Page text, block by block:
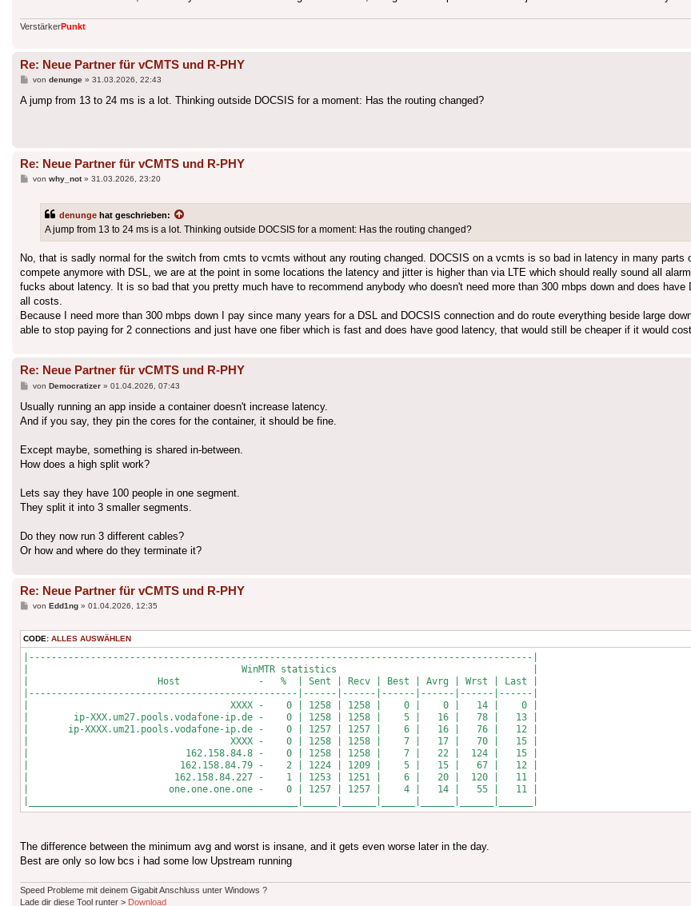
VerstärkerPunkt
Re: Neue Partner für vCMTS und R-PHY
Beitrag
von denunge» 31.03.2026, 22:43
A jump from 13 to 24 ms is a lot. Thinking outside DOCSIS for a moment: Has the routing changed?
Re: Neue Partner für vCMTS und R-PHY
Beitrag
von why_not» 31.03.2026, 23:20
denunge hat geschrieben:
A jump from 13 to 24 ms is a lot. Thinking outside DOCSIS for a moment: Has the routing changed?
No, that is sadly normal for the switch from cmts to vcmts without any routing changed. DOCSIS on a vcmts is so bad in latency in many parts
compete anymore with DSL, we are at the point in some locations the latency and jitter is higher than via LTE which should really sound all
fucks about latency. It is so bad that you pretty much have to recommend anybody who doesn't need more than 300 mbps down and does
all costs.
Because I need more than 300 mbps down I pay since many years for a DSL and DOCSIS connection and do route everything beside large
able to stop paying for 2 connections and just have one fiber which is fast and does have good latency, that would still be cheaper if it would
Re: Neue Partner für vCMTS und R-PHY
Beitrag
von Democratizer» 01.04.2026, 07:43
Usually running an app inside a container doesn't increase latency.
And if you say, they pin the cores for the container, it should be fine.
Except maybe, something is shared in-between.
How does a high split work?
Lets say they have 100 people in one segment.
They split it into 3 smaller segments.
Do they now run 3 different cables?
Or how and where do they terminate it?
Re: Neue Partner für vCMTS und R-PHY
Beitrag
von Edd1ng» 01.04.2026, 12:35
CODE: ALLES AUSWÄHLEN
|------------------------------------------------------------------------------------------|
|                                      WinMTR statistics                                   |
|                       Host              -   %  | Sent | Recv | Best | Avrg | Wrst | Last |
|------------------------------------------------|------|------|------|------|------|------|
|                                    XXXX -    0 | 1258 | 1258 |    0 |    0 |   14 |    0 |
|        ip-XXX.um27.pools.vodafone-ip.de -    0 | 1258 | 1258 |    5 |   16 |   78 |   13 |
|       ip-XXXX.um21.pools.vodafone-ip.de -    0 | 1257 | 1257 |    6 |   16 |   76 |   12 |
|                                    XXXX -    0 | 1258 | 1258 |    7 |   17 |   70 |   15 |
|                            162.158.84.8 -    0 | 1258 | 1258 |    7 |   22 |  124 |   15 |
|                           162.158.84.79 -    2 | 1224 | 1209 |    5 |   15 |   67 |   12 |
|                          162.158.84.227 -    1 | 1253 | 1251 |    6 |   20 |  120 |   11 |
|                         one.one.one.one -    0 | 1257 | 1257 |    4 |   14 |   55 |   11 |
The difference between the minimum avg and worst is insane, and it gets even worse later in the day.
Best are only so low bcs i had some low Upstream running
Speed Probleme mit deinem Gigabit Anschluss unter Windows ?
Lade dir diese Tool runter > Download